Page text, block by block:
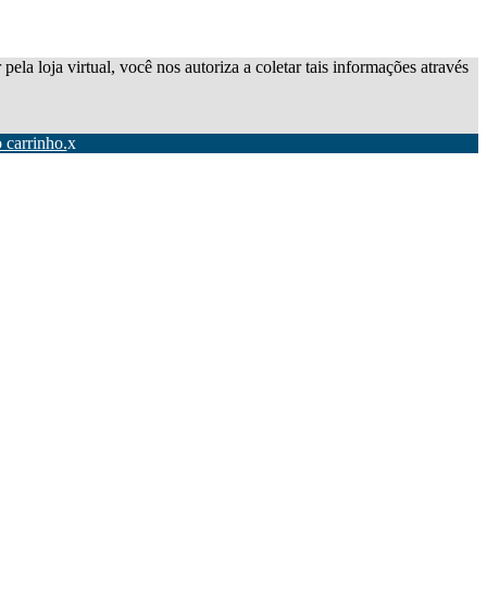
loja virtual, você nos autoriza a coletar tais informações através
x